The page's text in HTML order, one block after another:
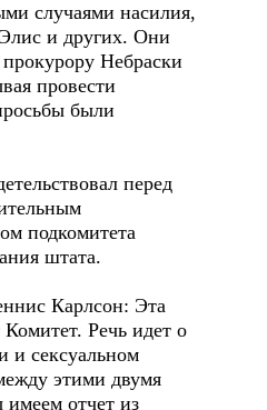
случаями насилия,
и других. Они
Небраски
провести
были
перед
подкомитета
штата.
Карлсон: Эта
Речь идет о
и сексуальном
этими двумя
отчет из